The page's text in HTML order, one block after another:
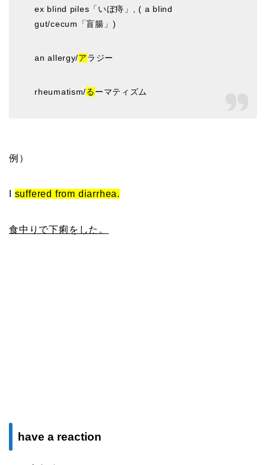
ex blind piles「いぼ痔」, ( a blind
gut/cecum「盲腸」)
an allergy/アラジー
rheumatism/るーマティズム
例）
suffered from diarrhea.
食中りで下痢をした。
have a reaction